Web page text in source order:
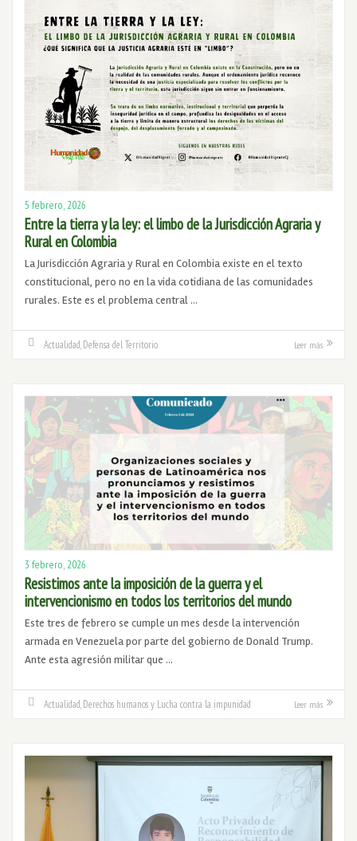
5 febrero, 2026
Entre la tierra y la ley: el limbo de la Jurisdicción Agraria y
Rural en Colombia
La Jurisdicción Agraria y Rural en Colombia existe en el texto
constitucional, pero no en la vida cotidiana de las comunidades
rurales. Este es el problema central …
Actualidad Defensa del Territorio Leer más
3 febrero, 2026
Resistimos ante la imposición de la guerra y el
intervencionismo en todos los territorios del mundo
Este tres de febrero se cumple un mes desde la intervención
armada en Venezuela por parte del gobierno de Donald Trump.
Ante esta agresión militar que …
Actualidad Derechos humanos y Lucha contra la impunidad Leer más